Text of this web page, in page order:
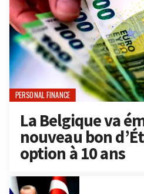
PERSONAL FINANCE
La Belgique va
nouveau bon
option à 10 ans